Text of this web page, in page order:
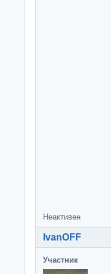
Неактивен
IvanOFF
Участник